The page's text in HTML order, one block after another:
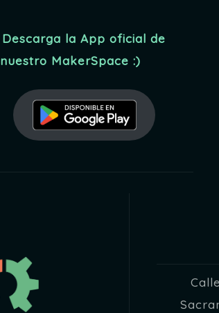
Descarga la App oficial de
nuestro MakerSpace :)